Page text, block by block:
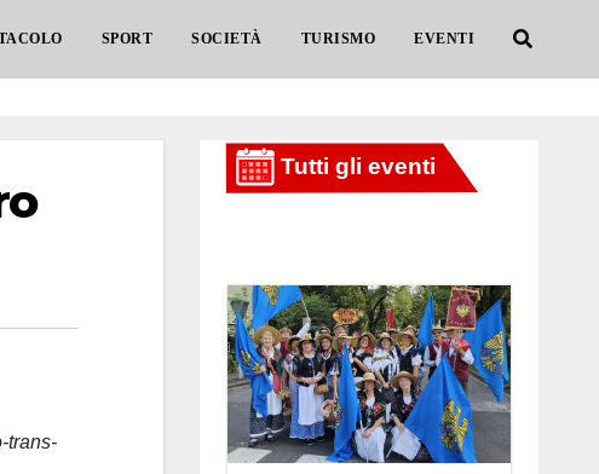
SPORT SOCIETÀ TURISMO EVENTI
trans-